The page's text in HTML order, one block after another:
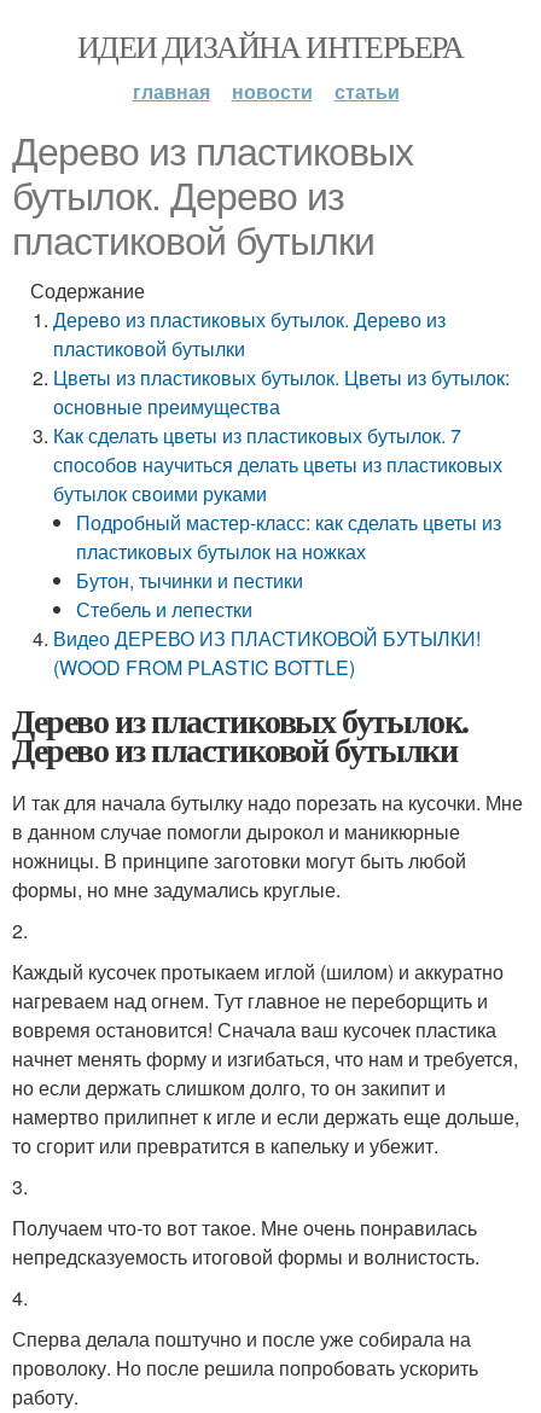
ИДЕИ ДИЗАЙНА ИНТЕРЬЕРА
главная новости статьи
Дерево из пластиковых
бутылок. Дерево из
пластиковой бутылки
Содержание
Дерево из пластиковых бутылок. Дерево из
пластиковой бутылки
Цветы из пластиковых бутылок. Цветы из бутылок:
основные преимущества
Как сделать цветы из пластиковых бутылок. 7
способов научиться делать цветы из пластиковых
бутылок своими руками
Подробный мастер-класс: как сделать цветы из
пластиковых бутылок на ножках
Бутон, тычинки и пестики
Стебель и лепестки
Видео ДЕРЕВО ИЗ ПЛАСТИКОВОЙ БУТЫЛКИ!
(WOOD FROM PLASTIC BOTTLE)
Дерево из пластиковых бутылок.
Дерево из пластиковой бутылки
И так для начала бутылку надо порезать на кусочки. Мне
в данном случае помогли дырокол и маникюрные
ножницы. В принципе заготовки могут быть любой
формы, но мне задумались круглые.
2.
Каждый кусочек протыкаем иглой (шилом) и аккуратно
нагреваем над огнем. Тут главное не переборщить и
вовремя остановится! Сначала ваш кусочек пластика
начнет менять форму и изгибаться, что нам и требуется,
но если держать слишком долго, то он закипит и
намертво прилипнет к игле и если держать еще дольше,
то сгорит или превратится в капельку и убежит.
3.
Получаем что-то вот такое. Мне очень понравилась
непредсказуемость итоговой формы и волнистость.
4.
Сперва делала поштучно и после уже собирала на
проволоку. Но после решила попробовать ускорить
работу.